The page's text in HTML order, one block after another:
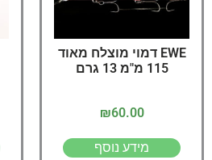
EWE דמוי מוצלח מאוד
115 מ"מ 13 גרם
₪60.00
מידע נוסף